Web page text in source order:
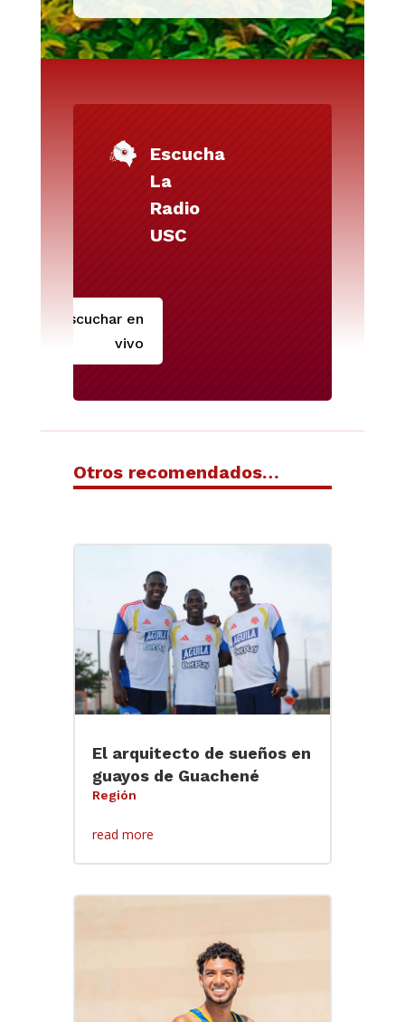
Escucha
La
Radio
USC
Escuchar en
vivo
Otros recomendados…
El arquitecto de sueños en
guayos de Guachené
Región
read more